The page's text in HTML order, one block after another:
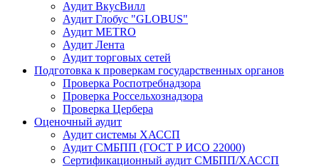
Аудит ВкусВилл
Аудит Глобус "GLOBUS"
Аудит METRO
Аудит Лента
Аудит торговых сетей
Подготовка к проверкам государственных органов
Проверка Роспотребнадзора
Проверка Россельхознадзора
Проверка Цербера
Оценочный аудит
Аудит системы ХАССП
Аудит СМБПП (ГОСТ Р ИСО 22000)
Сертификационный аудит СМБПП/ХАССП